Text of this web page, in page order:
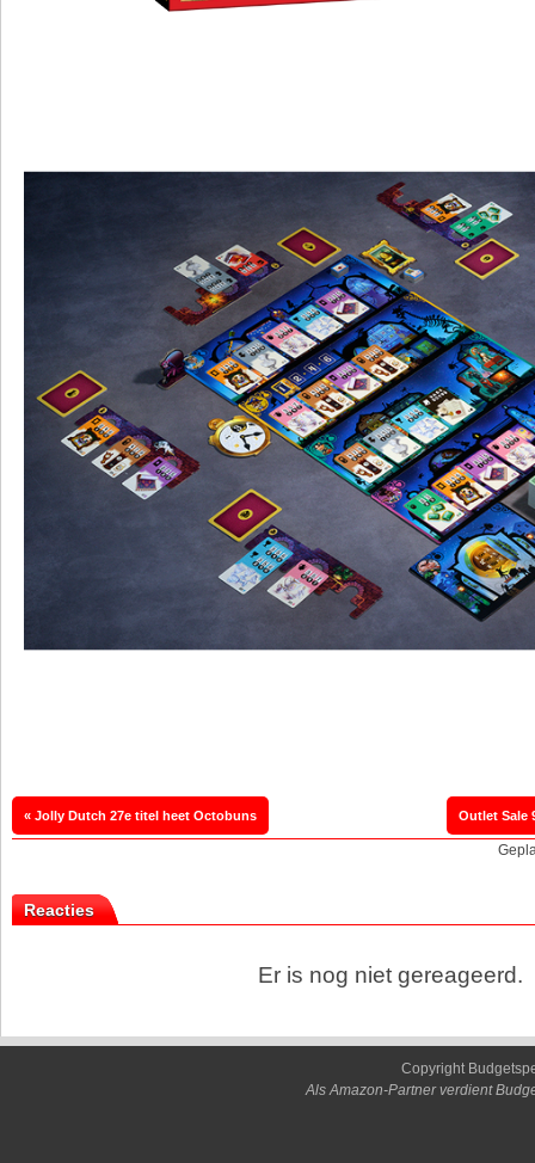
« Jolly Dutch 27e titel heet Octobuns
Reacties
Er is nog niet gereageerd.
Copyright
Als Amazon-Partner verdient